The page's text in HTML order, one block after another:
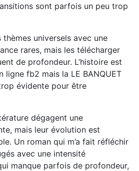
sont parfois un peu trop
thèmes universels avec une
rares, mais les télécharger
de profondeur. L’histoire est
ligne fb2 mais la LE BANQUET
évidente pour être
dégagent une
mais leur évolution est
Un roman qui m’a fait réfléchir
avec une intensité
manque parfois de profondeur,